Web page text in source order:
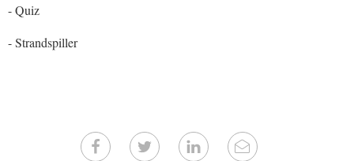
- Quiz
- Strandspiller